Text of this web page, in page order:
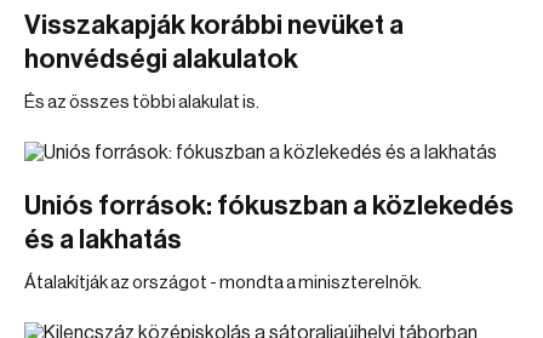
Visszakapják korábbi nevüket a
honvédségi alakulatok
És az összes többi alakulat is.
Uniós források: fókuszban a közlekedés
és a lakhatás
Átalakítják az országot - mondta a miniszterelnök.